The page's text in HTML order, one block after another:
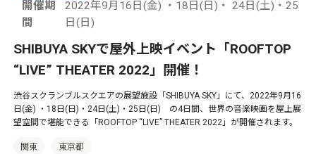
開催期
間
2022年9月16日(金) ・18日(日)・ 24日(土)・25
日(日)
SHIBUYA SKYで屋外上映イベント「ROOFTOP
“LIVE” THEATER 2022」開催！
渋谷スクランブルスクエアの展望施設「SHIBUYA SKY」にて、2022年9月16
日(金) ・18日(日)・24日(土)・25日(日) の4日間、世界の音楽映画を屋上展
望空間で堪能できる「ROOFTOP “LIVE” THEATER 2022」が開催されます。
関東 東京都